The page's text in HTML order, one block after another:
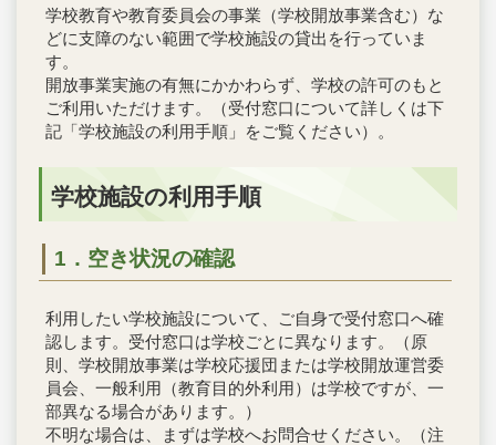
学校教育や教育委員会の事業（学校開放事業含む）な
どに支障のない範囲で学校施設の貸出を行っていま
す。
開放事業実施の有無にかかわらず、学校の許可のもと
ご利用いただけます。（受付窓口について詳しくは下
記「学校施設の利用手順」をご覧ください）。
学校施設の利用手順
1．空き状況の確認
利用したい学校施設について、ご自身で受付窓口へ確
認します。受付窓口は学校ごとに異なります。（原
則、学校開放事業は学校応援団または学校開放運営委
員会、一般利用（教育目的外利用）は学校ですが、一
部異なる場合があります。）
不明な場合は、まずは学校へお問合せください。（注